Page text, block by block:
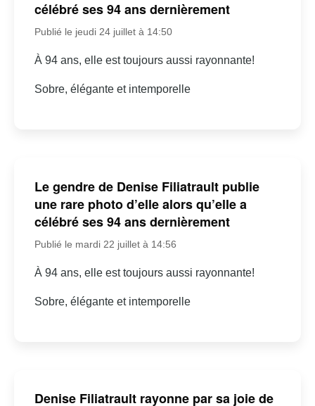
célébré ses 94 ans dernièrement
Publié le jeudi 24 juillet à 14:50
À 94 ans, elle est toujours aussi rayonnante!
Sobre, élégante et intemporelle
Le gendre de Denise Filiatrault publie
une rare photo d’elle alors qu’elle a
célébré ses 94 ans dernièrement
Publié le mardi 22 juillet à 14:56
À 94 ans, elle est toujours aussi rayonnante!
Sobre, élégante et intemporelle
Denise Filiatrault rayonne par sa joie de